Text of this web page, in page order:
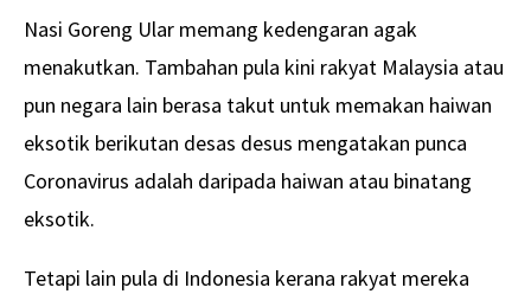
Nasi Goreng Ular memang kedengaran agak
menakutkan. Tambahan pula kini rakyat Malaysia atau
pun negara lain berasa takut untuk memakan haiwan
eksotik berikutan desas desus mengatakan punca
Coronavirus adalah daripada haiwan atau binatang
eksotik.
Tetapi lain pula di Indonesia kerana rakyat mereka